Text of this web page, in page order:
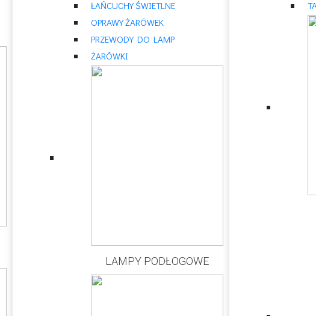
ŁAŃCUCHY ŚWIETLNE
OPRAWY ŻARÓWEK
PRZEWODY DO LAMP
ŻARÓWKI
LAMPY PODŁOGOWE